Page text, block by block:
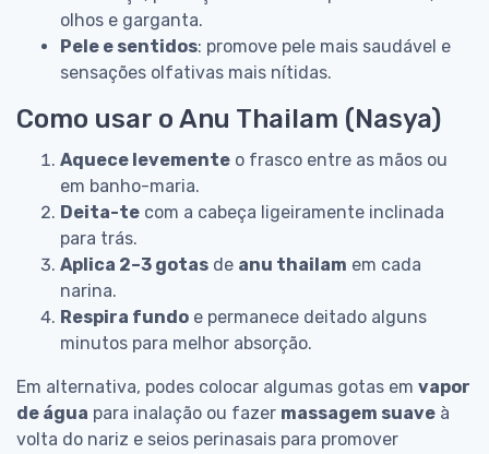
olhos e garganta.
Pele e sentidos: promove pele mais saudável e
sensações olfativas mais nítidas.
Como usar o Anu Thailam (Nasya)
Aquece levemente o frasco entre as mãos ou
em banho-maria.
Deita-te com a cabeça ligeiramente inclinada
para trás.
Aplica 2–3 gotas de anu thailam em cada
narina.
Respira fundo e permanece deitado alguns
minutos para melhor absorção.
Em alternativa, podes colocar algumas gotas em vapor
de água para inalação ou fazer massagem suave à
volta do nariz e seios perinasais para promover